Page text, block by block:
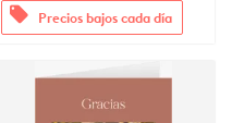
offers Precios bajos cada día